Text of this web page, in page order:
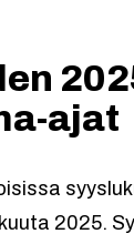
ajat
2025.